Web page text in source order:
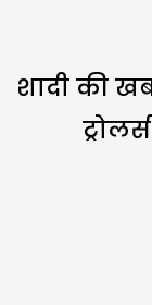
शादी की